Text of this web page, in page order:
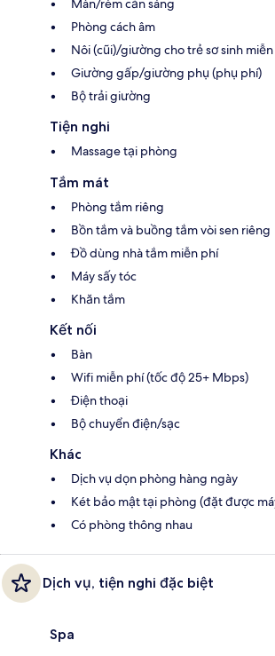
Màn/rèm cản sáng
Phòng cách âm
Nôi (cũi)/giường cho trẻ sơ sinh
Giường gấp/giường phụ (phụ phí)
Bộ trải giường
Tiện nghi
Massage tại phòng
Tắm mát
Phòng tắm riêng
Bồn tắm và buồng tắm vòi sen riêng
Đồ dùng nhà tắm miễn phí
Máy sấy tóc
Khăn tắm
Kết nối
Bàn
Wifi miễn phí (tốc độ 25+ Mbps)
Điện thoại
Bộ chuyển điện/sạc
Khác
Dịch vụ dọn phòng hàng ngày
Két bảo mật tại phòng (đặt được
Có phòng thông nhau
Dịch vụ, tiện nghi đặc biệt
Spa